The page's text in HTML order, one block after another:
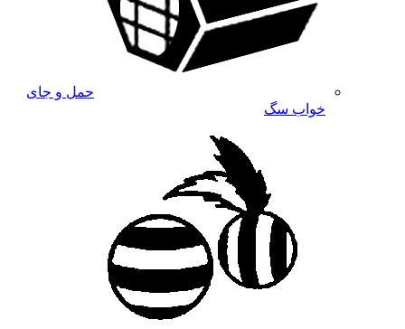
حمل و جای
خواب سگ